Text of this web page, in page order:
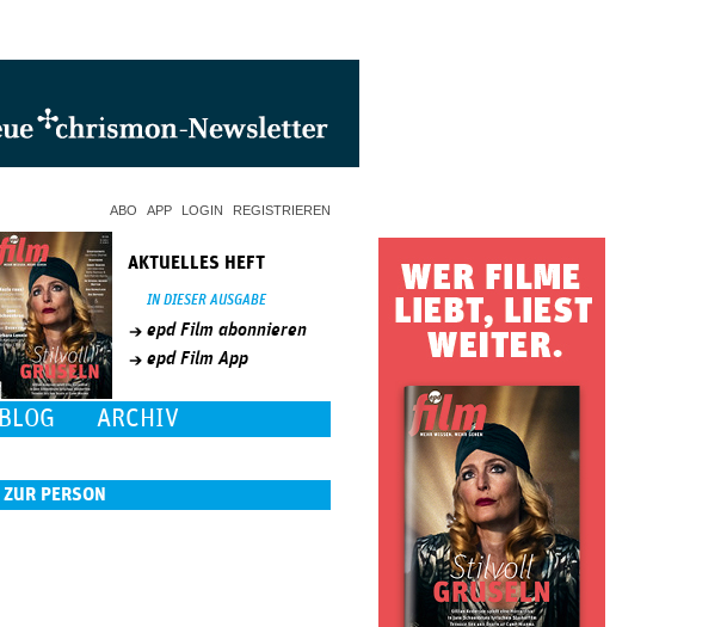
ABO APP LOGIN REGISTRIEREN
AKTUELLES HEFT
IN DIESER AUSGABE
epd Film abonnieren
epd Film App
BLOG ARCHIV
ZUR PERSON